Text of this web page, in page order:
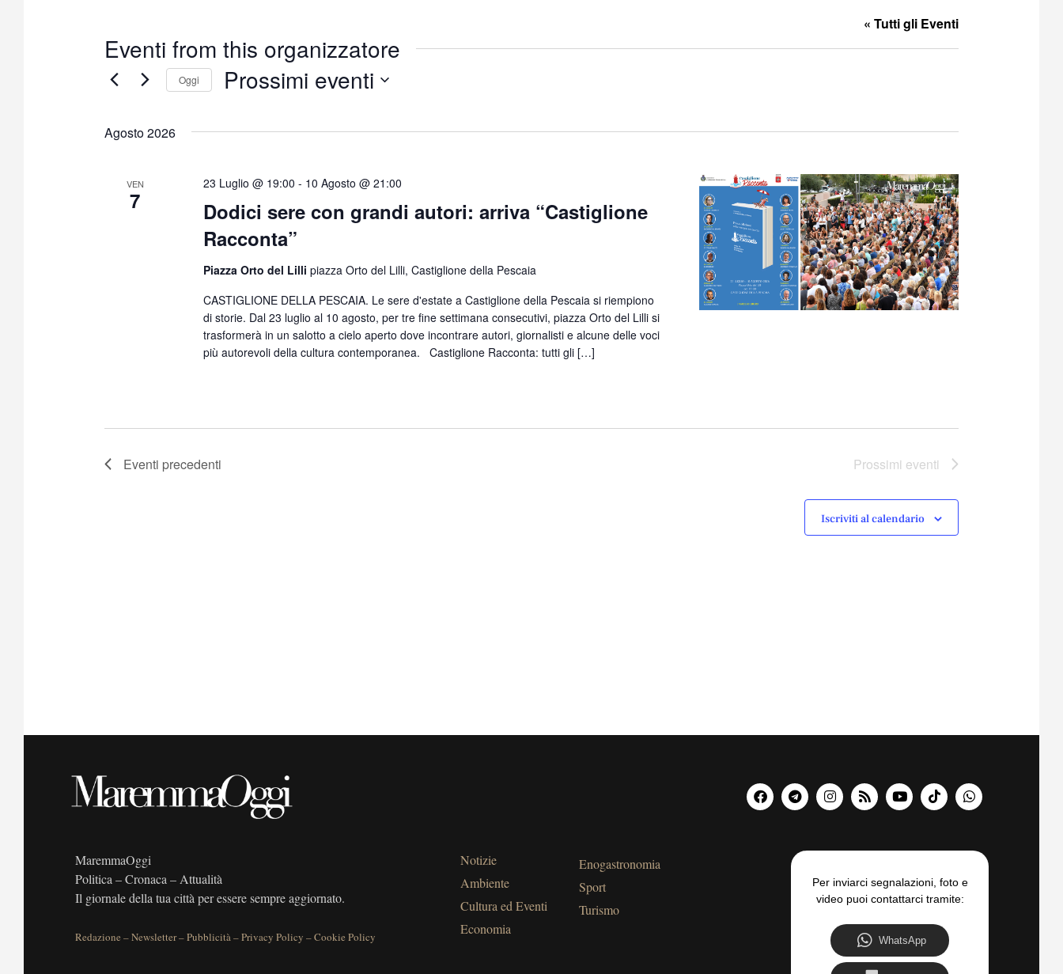
« Tutti gli Eventi
Eventi from this organizzatore
Oggi Prossimi eventi
z
o
n
l
a
d
a
t
Agosto 2026
VEN
7
Dodici sere con grandi autori: arriva “Castiglione
Racconta”
23 Luglio @ 19:00 - 10 Agosto @ 21:00
Piazza Orto del Lillipiazza Orto del Lilli, Castiglione della Pescaia
CASTIGLIONE DELLA PESCAIA. Le sere d'estate a Castiglione della Pescaia si riempiono
di storie. Dal 23 luglio al 10 agosto, per tre fine settimana consecutivi, piazza Orto del Lilli si
trasformerà in un salotto a cielo aperto dove incontrare autori, giornalisti e alcune delle voci
più autorevoli della cultura contemporanea. Castiglione Racconta: tutti gli […]
Eventi precedenti Prossimi eventi
Iscriviti al calendario
MaremmaOggi
Politica – Cronaca – Attualità
Il giornale della tua città per essere sempre aggiornato.
Redazione –Newsletter–Pubblicità–Privacy Policy –Cookie Policy
Notizie
Ambiente
Cultura ed Eventi
Economia
Enogastronomia
Sport
Turismo
Per inviarci segnalazioni, foto e
video puoi contattarci tramite:
WhatsApp